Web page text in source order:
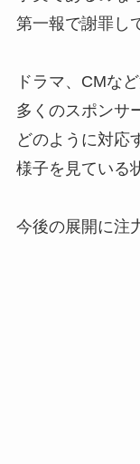
第一報で謝罪し
ドラマ、CMな
多くのスポンサ
どのように対応
様子を見ている
今後の展開に注